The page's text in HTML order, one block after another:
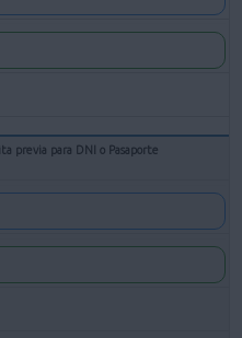
previa para DNI o Pasaporte